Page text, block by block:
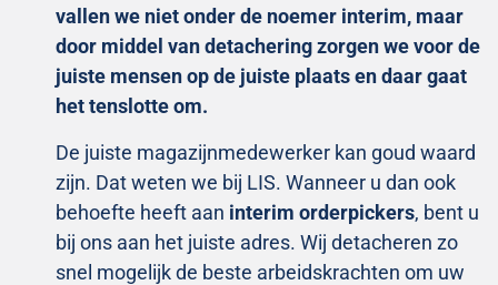
vallen we niet onder de noemer interim, maar
door middel van detachering zorgen we voor de
juiste mensen op de juiste plaats en daar gaat
het tenslotte om.
De juiste magazijnmedewerker kan goud waard
zijn. Dat weten we bij LIS. Wanneer u dan ook
behoefte heeft aan interim orderpickers, bent u
bij ons aan het juiste adres. Wij detacheren zo
snel mogelijk de beste arbeidskrachten om uw